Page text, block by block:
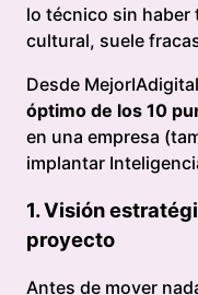
lo técnico sin haber
cultural, suele
Desde
óptimo de los 10
en una empresa
implantar
1. Visión
proyecto
Antes de mover